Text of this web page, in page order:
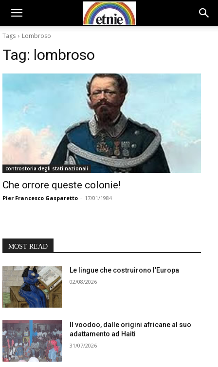
Tags Lombroso
Tag: lombroso
controstoria degli stati nazionali
Che orrore queste colonie!
Pier Francesco Gasparetto - 17/01/1984
MOST READ
Le lingue che costruirono l’Europa
02/08/2026
Il voodoo, dalle origini africane al suo
adattamento ad Haiti
31/07/2026